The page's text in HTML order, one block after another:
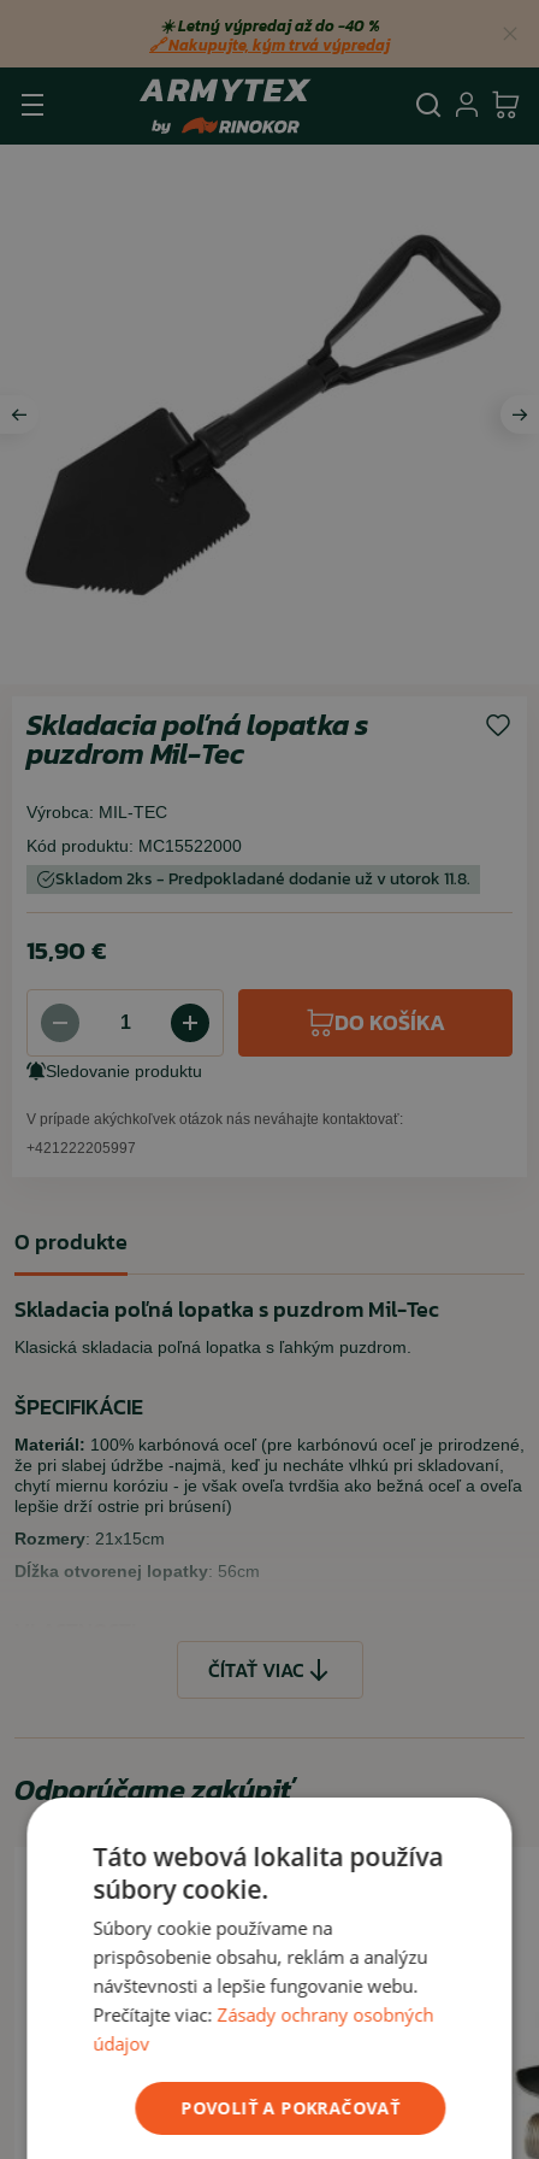
☀️ Letný výpredaj až do −40 %
🔗 Nakupujte, kým trvá výpredaj
Skladacia poľná lopatka s
puzdrom Mil-Tec
Výrobca: MIL-TEC
Kód produktu: MC15522000
Skladom 2ks - Predpokladané dodanie už v utorok 11.8.
15,90 €
DO KOŠÍKA
Sledovanie produktu
V prípade akýchkoľvek otázok nás neváhajte kontaktovať:
+421222205997
O produkte
Skladacia poľná lopatka s puzdrom Mil-Tec
Klasická skladacia poľná lopatka s ľahkým puzdrom.
ŠPECIFIKÁCIE
Materiál: 100% karbónová oceľ (pre karbónovú oceľ je prirodzené,
že pri slabej údržbe -najmä, keď ju necháte vlhkú pri skladovaní,
chytí miernu koróziu - je však oveľa tvrdšia ako bežná oceľ a oveľa
lepšie drží ostrie pri brúsení)
Rozmery: 21x15cm
Dĺžka otvorenej lopatky: 56cm
VYUŽITIE
Na prácu, doplnok do auta, na záhradku, kemping.
ČÍTAŤ MENEJ
ČÍTAŤ VIAC
Odporúčame zakúpiť
Táto webová lokalita používa
súbory cookie.
Súbory cookie používame na
prispôsobenie obsahu, reklám a analýzu
návštevnosti a lepšie fungovanie webu.
Prečítajte viac:Zásady ochrany osobných
údajov
POVOLIŤ A POKRAČOVAŤ